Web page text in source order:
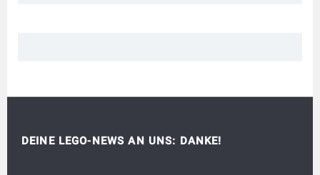
DEINE LEGO-NEWS AN UNS: DANKE!